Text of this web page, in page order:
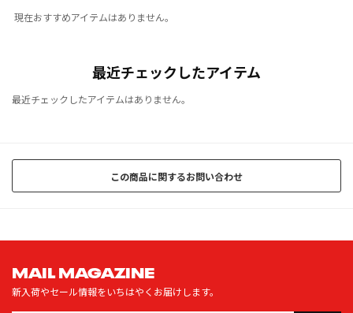
現在おすすめアイテムはありません。
最近チェックしたアイテム
最近チェックしたアイテムはありません。
この商品に関するお問い合わせ
MAIL MAGAZINE
新入荷やセール情報をいちはやくお届けします。